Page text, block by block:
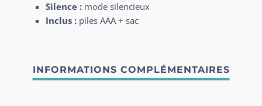
Silence :mode silencieux
Inclus :piles AAA + sac